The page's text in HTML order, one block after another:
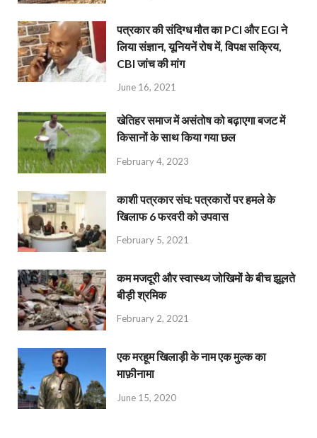
पत्रकार की संदिग्ध मौत का PCI और EGI ने
लिया संज्ञान, यूनियनें रोष में, विपक्ष सक्रिय,
CBI जांच की मांग
June 16, 2021
खेतिहर समाज में असंतोष को बढ़ाएगा बजट में
किसानों के साथ किया गया छल
February 4, 2023
काशी पत्रकार संघ: पत्रकारों पर हमले के
खिलाफ 6 फरवरी को उपवास
February 5, 2021
कम मजदूरी और स्वास्थ्य जोखिमों के बीच झूलते
बीड़ी श्रमिक
February 2, 2021
एक मरहूम खिलाड़ी के नाम एक मुल्क का
माफ़ीनामा
June 15, 2020